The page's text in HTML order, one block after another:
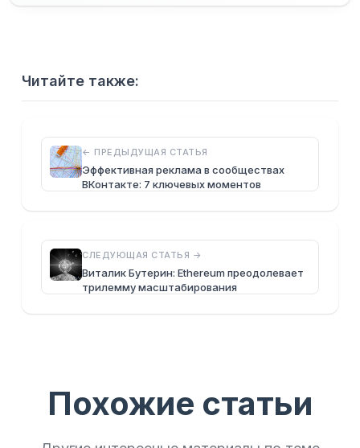
Читайте также:
← ПРЕДЫДУЩАЯ СТАТЬЯ
Эффективная реклама в сообществах
ВКонтакте: 7 ключевых моментов
СЛЕДУЮЩАЯ СТАТЬЯ →
Виталик Бутерин: Ethereum преодолевает
трилемму масштабирования
Похожие статьи